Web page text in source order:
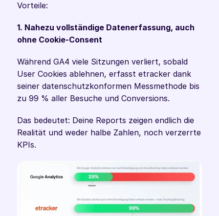
Vorteile:
1. Nahezu vollständige Datenerfassung, auch
ohne Cookie-Consent
Während GA4 viele Sitzungen verliert, sobald
User Cookies ablehnen, erfasst etracker dank
seiner datenschutzkonformen Messmethode bis
zu 99 % aller Besuche und Conversions.
Das bedeutet: Deine Reports zeigen endlich die
Realität und weder halbe Zahlen, noch verzerrte
KPIs.